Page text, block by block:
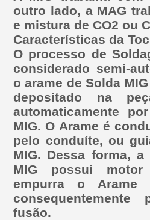
outro lado, a MAG
e mistura de CO2 ou
Características da
O processo de
considerado semi-
o arame de Solda
depositado na
automaticamente
MIG. O Arame é
pelo conduíte, ou
MIG. Dessa forma,
MIG possui motor
empurra o
fusão.